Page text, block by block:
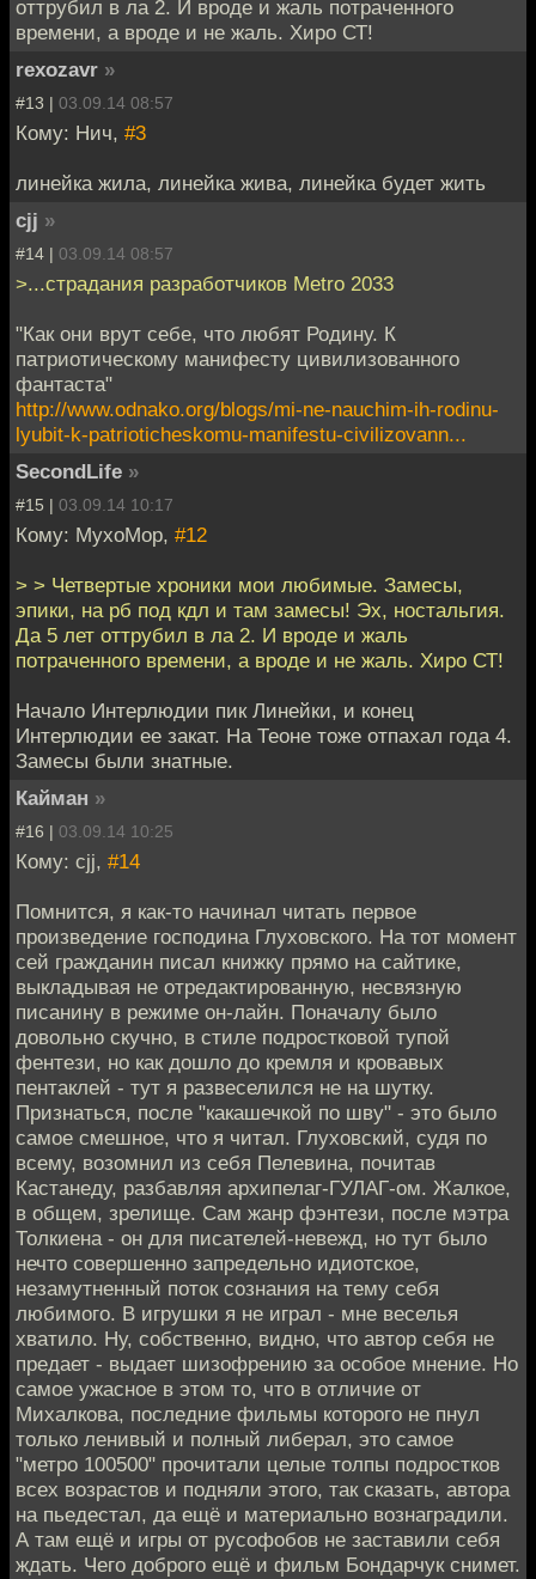
оттрубил в ла 2. И вроде и жаль потраченного
времени, а вроде и не жаль. Хиро СТ!
rexozavr »
#13 | 03.09.14 08:57
Кому: Нич, #3
линейка жила, линейка жива, линейка будет жить
cjj »
#14 | 03.09.14 08:57
>...страдания разработчиков Metro 2033
"Как они врут себе, что любят Родину. К
патриотическому манифесту цивилизованного
фантаста"
http://www.odnako.org/blogs/mi-ne-nauchim-ih-rodinu-
lyubit-k-patrioticheskomu-manifestu-civilizovann...
SecondLife »
#15 | 03.09.14 10:17
Кому: MyxoMop, #12
> > Четвертые хроники мои любимые. Замесы,
эпики, на рб под кдл и там замесы! Эх, ностальгия.
Да 5 лет оттрубил в ла 2. И вроде и жаль
потраченного времени, а вроде и не жаль. Хиро СТ!
Начало Интерлюдии пик Линейки, и конец
Интерлюдии ее закат. На Теоне тоже отпахал года 4.
Замесы были знатные.
Кайман »
#16 | 03.09.14 10:25
Кому: cjj, #14
Помнится, я как-то начинал читать первое
произведение господина Глуховского. На тот момент
сей гражданин писал книжку прямо на сайтике,
выкладывая не отредактированную, несвязную
писанину в режиме он-лайн. Поначалу было
довольно скучно, в стиле подростковой тупой
фентези, но как дошло до кремля и кровавых
пентаклей - тут я развеселился не на шутку.
Признаться, после "какашечкой по шву" - это было
самое смешное, что я читал. Глуховский, судя по
всему, возомнил из себя Пелевина, почитав
Кастанеду, разбавляя архипелаг-ГУЛАГ-ом. Жалкое,
в общем, зрелище. Сам жанр фэнтези, после мэтра
Толкиена - он для писателей-невежд, но тут было
нечто совершенно запредельно идиотское,
незамутненный поток сознания на тему себя
любимого. В игрушки я не играл - мне веселья
хватило. Ну, собственно, видно, что автор себя не
предает - выдает шизофрению за особое мнение. Но
самое ужасное в этом то, что в отличие от
Михалкова, последние фильмы которого не пнул
только ленивый и полный либерал, это самое
"метро 100500" прочитали целые толпы подростков
всех возрастов и подняли этого, так сказать, автора
на пьедестал, да ещё и материально вознаградили.
А там ещё и игры от русофобов не заставили себя
ждать. Чего доброго ещё и фильм Бондарчук снимет.